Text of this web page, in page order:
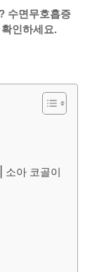
수면무호흡증
인하세요.
소아 코골이